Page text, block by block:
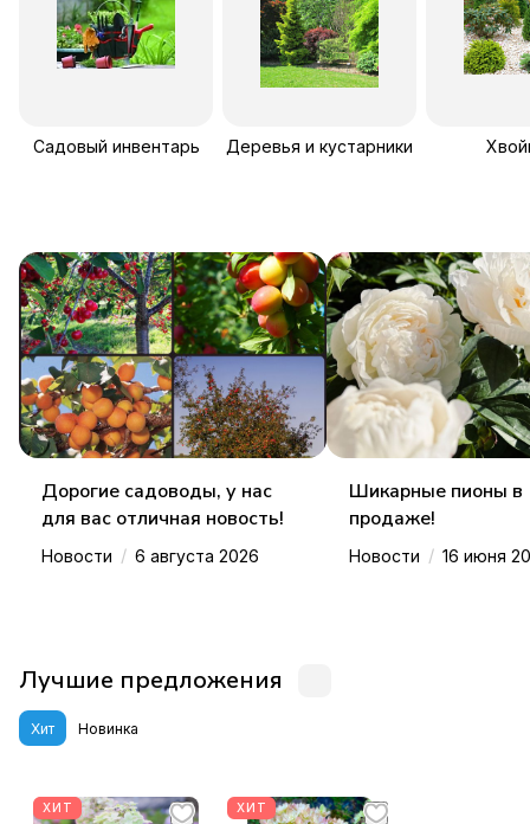
Садовый инвентарь Деревья и кустарники
Дорогие садоводы, у нас
для вас отличная новость!
Новости / 6 августа 2026
Шикарные пионы в
продаже!
Новости / 16 июня
Лучшие предложения
Хит Новинка
ХИТ ХИТ